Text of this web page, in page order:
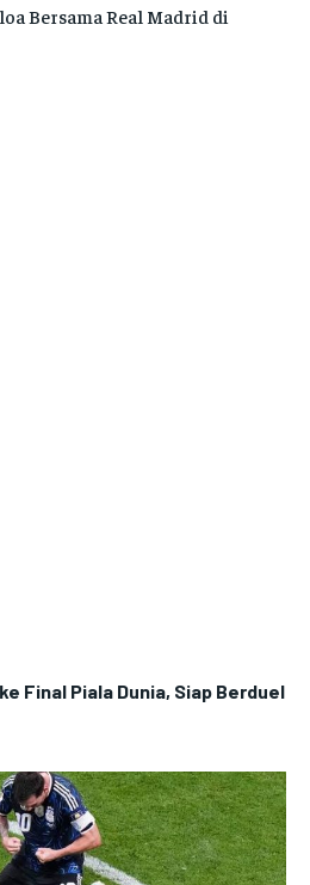
Final Piala Dunia, Siap Berduel
Bersama Real Madrid di